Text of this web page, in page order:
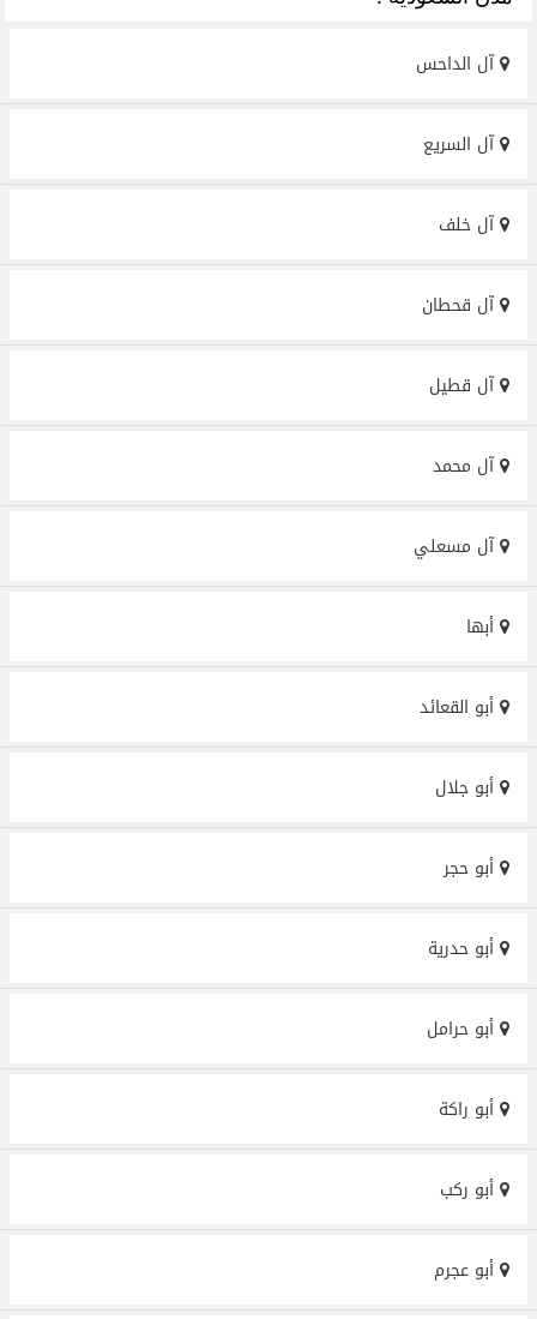
آل الداحس
آل السريع
آل خلف
آل قحطان
آل قطيل
آل محمد
آل مسعلي
أبها
أبو القعائد
أبو جلال
أبو حجر
أبو حدرية
أبو حرامل
أبو راكة
أبو ركب
أبو عجرم